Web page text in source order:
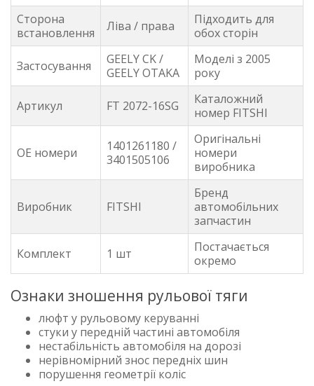
Сторона
встановлення
Ліва / права
Підходить для
обох сторін
Застосування
GEELY CK /
GEELY OTAKA
Моделі з 2005
року
Артикул FT 2072-16SG
Каталожний
номер FITSHI
OE номери
1401261180 /
3401505106
Оригінальні
номери
виробника
Виробник FITSHI
Бренд
автомобільних
запчастин
Комплект 1 шт
Постачається
окремо
Ознаки зношення рульової тяги
люфт у рульовому керуванні
стуки у передній частині автомобіля
нестабільність автомобіля на дорозі
нерівномірний знос передніх шин
порушення геометрії коліс